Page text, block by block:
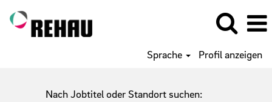
Sprache Profil anzeigen
Nach Jobtitel oder Standort suchen: